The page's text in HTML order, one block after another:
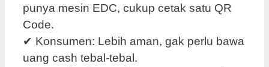
punya mesin EDC, cukup cetak satu QR
Code.
✔ Konsumen: Lebih aman, gak perlu bawa
uang cash tebal-tebal.